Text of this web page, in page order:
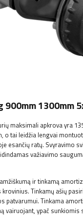
900mm 1300mm
maksimali apkrova yra
o tai leidžia lengvai
esančių ratų. Svyravimo
važiavimo
ir tinkamą
Tinkamų ašių
Tinkama
vairuojant, ypač sunkiomis